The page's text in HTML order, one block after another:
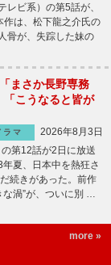
レビ系）の第5話が、
は、松下龍之介氏の
骨が、失踪した妹の
まさか長野専務
「こうなると皆が
ラマ
2026年8月3日
第12話が2日に放送
夏、日本中を熱狂さ
続きがあった。前作
渦”が、ついに別 …
more »